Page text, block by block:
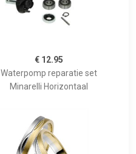
€ 12.95
Waterpomp reparatie set
Minarelli Horizontaal